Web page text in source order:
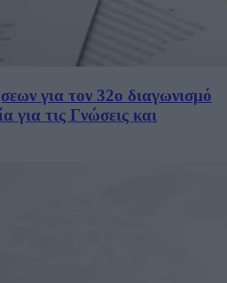
για τον 32ο διαγωνισμό
τις Γνώσεις και